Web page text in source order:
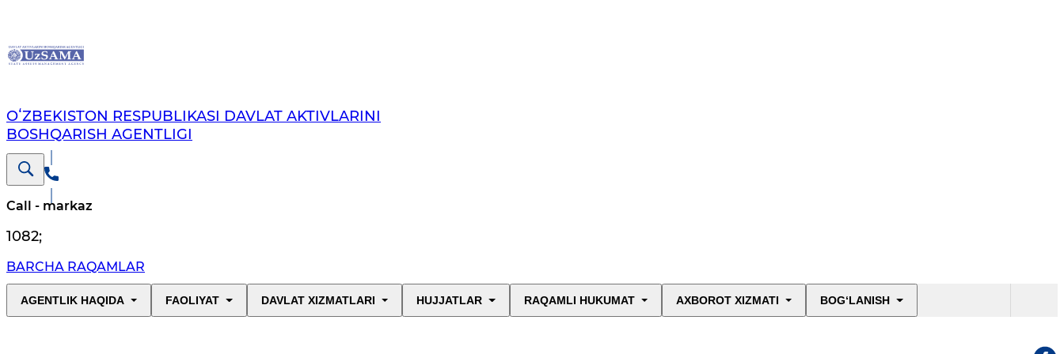
OʻZBEKISTON RESPUBLIKASI DAVLAT AKTIVLARINI
BOSHQARISH AGENTLIGI
Call - markaz
1082;
BARCHA RAQAMLAR
AGENTLIK HAQIDA FAOLIYAT DAVLAT XIZMATLARI HUJJATLAR RAQAMLI HUKUMAT AXBOROT XIZMATI BOG‘LANISH